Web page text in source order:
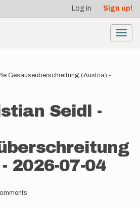
Log in Sign up!
Gesäuseüberschreitung (Austria) -
Seidl -
2026-07-04